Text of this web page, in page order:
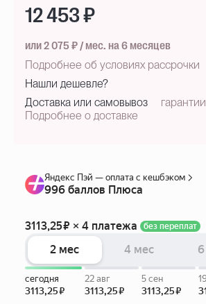
12 453 ₽
или 2 075 ₽ / мес. на 6 месяцев
Подробнее об условиях рассрочки
Нашли дешевле?
Доставка или самовывоз
Подробнее о доставке
гарантии